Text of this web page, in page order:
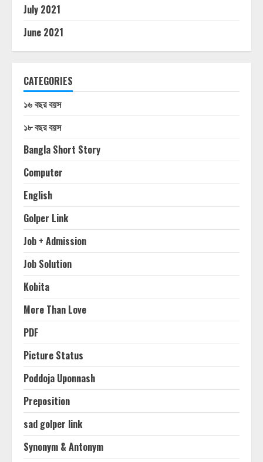
July 2021
June 2021
CATEGORIES
১৬ বছর বয়স
১৮ বছর বয়স
Bangla Short Story
Computer
English
Golper Link
Job + Admission
Job Solution
Kobita
More Than Love
PDF
Picture Status
Poddoja Uponnash
Preposition
sad golper link
Synonym & Antonym